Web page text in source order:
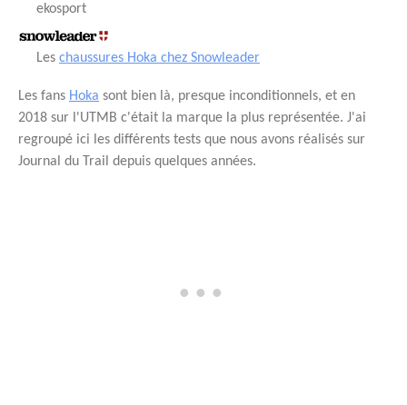
ekosport
Les chaussures Hoka chez Snowleader
Les fans Hoka sont bien là, presque inconditionnels, et en
2018 sur l'UTMB c'était la marque la plus représentée. J'ai
regroupé ici les différents tests que nous avons réalisés sur
Journal du Trail depuis quelques années.